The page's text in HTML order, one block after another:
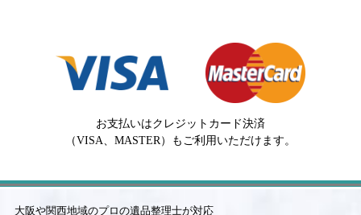
お支払いはクレジットカード決済
（VISA、MASTER）もご利用いただけます。
大阪や関西地域のプロの遺品整理士が対応